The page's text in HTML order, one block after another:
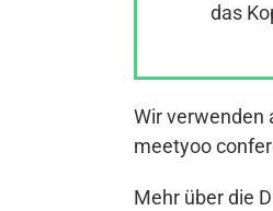
das
Wir verwenden
meetyoo
Mehr über die